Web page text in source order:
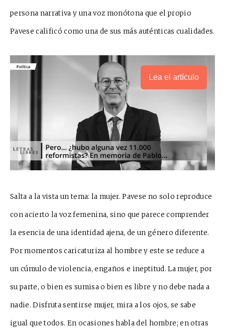
persona narrativa y una voz monótona que el propio
Pavese calificó como una de sus más auténticas cualidades.
Lea el artículo
Salta a la vista un tema: la mujer. Pavese no solo reproduce
con acierto la voz femenina, sino que parece comprender
la esencia de una identidad ajena, de un género diferente.
Por momentos caricaturiza al hombre y este se reduce a
un cúmulo de violencia, engaños e ineptitud. La mujer, por
su parte, o bien es sumisa o bien es libre y no debe nada a
nadie. Disfruta sentirse mujer, mira a los ojos, se sabe
igual que todos. En ocasiones habla del hombre; en otras